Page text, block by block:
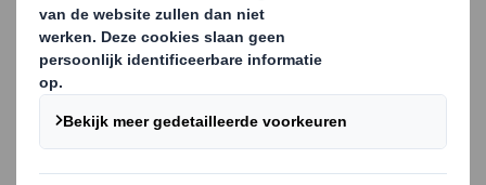
Combinatieverpakkingen van hout en karton zijn stevig,
stapelbaar en bij uitstek geschikt voor het exporteren
van grote en zware goederen. Ze bieden een perfect
alternatief voor houten kratten en combineren de
beste eigenschappen van beide materialen. De
verpakkingen zijn relatief licht, maar kennen de
robuustheid van een houten krat.